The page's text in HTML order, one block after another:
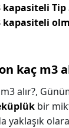
Tip
kapasiteli
kaç m3
alır?,
bir
yaklaşık